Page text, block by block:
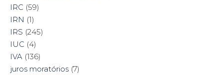
IRC (59)
IRN (1)
IRS (245)
IUC (4)
IVA (136)
juros moratórios (7)